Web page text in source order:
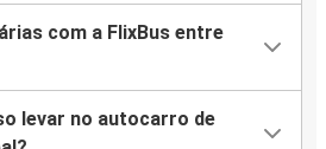
com a FlixBus entre
levar no autocarro de